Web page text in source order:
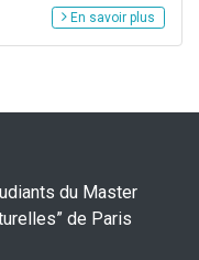
En savoir plus
du Master
de Paris